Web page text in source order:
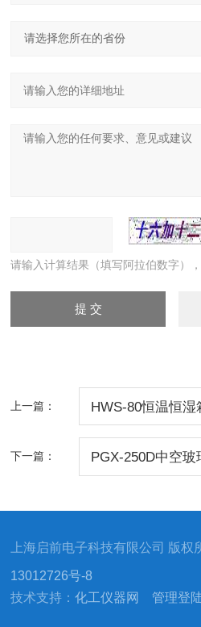
请输入计算结果（填写阿拉伯数字）
上一篇： HWS-80恒温恒湿
下一篇： PGX-250D中空
上海启前电子科技有限公司 版
13012726号-8
技术支持：化工仪器网 管理登